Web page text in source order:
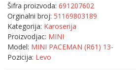
Šifra proizvoda: 691207602
Orginalni broj: 51169803189
Kategorija: Karoserija
Proizvodjac: MINI
Model: MINI PACEMAN (R61) 13-
Pozicija: Levo